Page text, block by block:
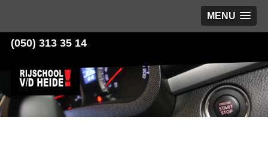
MENU
(050) 313 35 14